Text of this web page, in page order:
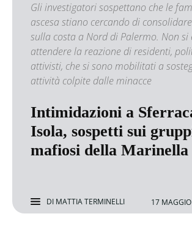
Gli investigatori sospettano che le
ascesa stiano cercando di
sulla costa a Nord di Palermo. Non si
attendere la reazione di residenti,
attivisti, che si sono mobilitati a
attività colpite dalle minacce
Intimidazioni a
Isola, sospetti sui
mafiosi della Marinella
DI MATTIA TERMINELLI 17